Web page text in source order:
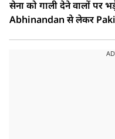
सेना को गाली देने वालों पर
Abhinandan से लेकर